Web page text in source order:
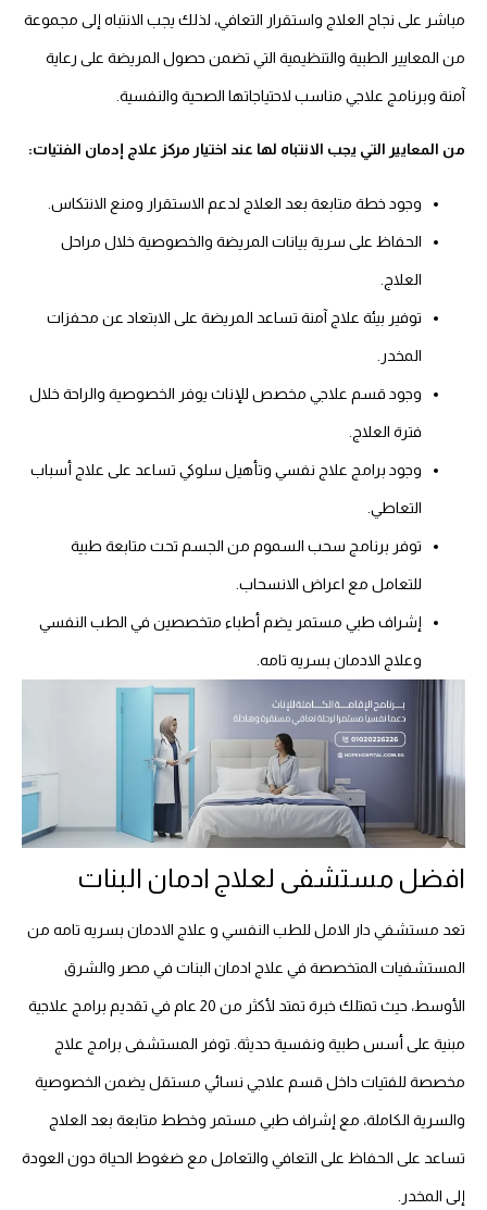
مباشر على نجاح العلاج واستقرار التعافي، لذلك يجب الانتباه إلى مجموعة
من المعايير الطبية والتنظيمية التي تضمن حصول المريضة على رعاية
آمنة وبرنامج علاجي مناسب لاحتياجاتها الصحية والنفسية.
من المعايير التي يجب الانتباه لها عند اختيار مركز علاج إدمان الفتيات:
وجود خطة متابعة بعد العلاج لدعم الاستقرار ومنع الانتكاس.
الحفاظ على سرية بيانات المريضة والخصوصية خلال مراحل
العلاج.
توفير بيئة علاج آمنة تساعد المريضة على الابتعاد عن محفزات
المخدر.
وجود قسم علاجي مخصص للإناث يوفر الخصوصية والراحة خلال
فترة العلاج.
وجود برامج علاج نفسي وتأهيل سلوكي تساعد على علاج أسباب
التعاطي.
توفر برنامج سحب السموم من الجسم تحت متابعة طبية
للتعامل مع اعراض الانسحاب.
إشراف طبي مستمر يضم أطباء متخصصين في الطب النفسي
وعلاج الادمان بسريه تامه.
افضل مستشفى لعلاج ادمان البنات
تعد مستشفي دار الامل للطب النفسي و علاج الادمان بسريه تامه من
المستشفيات المتخصصة في علاج ادمان البنات في مصر والشرق
الأوسط، حيث تمتلك خبرة تمتد لأكثر من 20 عام في تقديم برامج علاجية
مبنية على أسس طبية ونفسية حديثة. توفر المستشفى برامج علاج
مخصصة للفتيات داخل قسم علاجي نسائي مستقل يضمن الخصوصية
والسرية الكاملة، مع إشراف طبي مستمر وخطط متابعة بعد العلاج
تساعد على الحفاظ على التعافي والتعامل مع ضغوط الحياة دون العودة
إلى المخدر.